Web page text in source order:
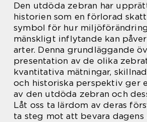
Den utdöda zebran har
historien som en förlorad
symbol för hur
mänskligt inflytande kan
arter. Denna grundläggande
presentation av de olika
kvantitativa mätningar,
och historiska perspektiv ger
av den utdöda zebran och
Låt oss ta lärdom av deras
ta steg mot att bevara